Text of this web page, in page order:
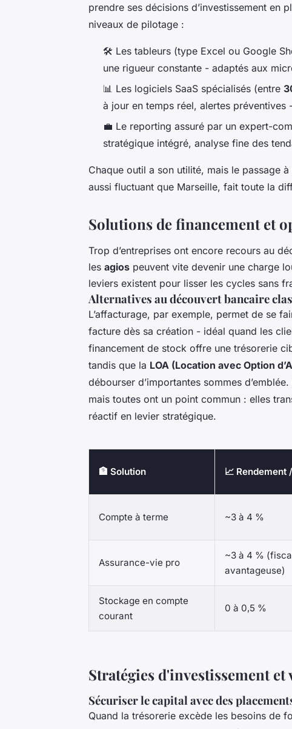
prendre ses décisions d’investissement en
niveaux de pilotage :
🛠️ Les tableurs (type Excel ou Google
une rigueur constante - adaptés aux
📊 Les logiciels SaaS spécialisés (entre
à jour en temps réel, alertes
💼 Le reporting assuré par un expert-
stratégique intégré, analyse fine des
Chaque outil a son utilité, mais le passage
aussi fluctuant que Marseille, fait toute la
Solutions de financement et
Trop d’entreprises ont encore recours au
les agios peuvent vite devenir une charge
leviers existent pour lisser les cycles sans
Alternatives au découvert bancaire
L’affacturage, par exemple, permet de se
facture dès sa création - idéal quand les
financement de stock offre une trésorerie
tandis que la LOA (Location avec Option
débourser d’importantes sommes
mais toutes ont un point commun : elles
réactif en levier stratégique.
🏦 Solution 📈 Rendement
Compte à terme ~3 à 4 %
Assurance-vie pro
~3 à 4 %
avantageuse)
Stockage en compte
courant
0 à 0,5 %
Stratégies d'investissement
Sécuriser le capital avec des
Quand la trésorerie excède les besoins de